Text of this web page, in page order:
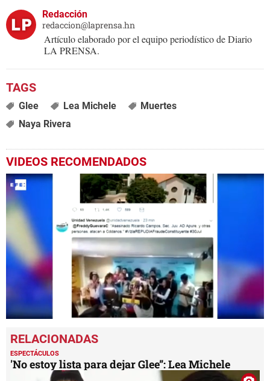
Redacción
redaccion@laprensa.hn
Artículo elaborado por el equipo periodístico de Diario
LA PRENSA.
Glee Lea Michele
Muertes
Naya Rivera
VIDEOS RECOMENDADOS
seconds
of
2
minutes,
21
ESPECTÁCULOS
'No estoy lista para dejar Glee”: Lea Michele